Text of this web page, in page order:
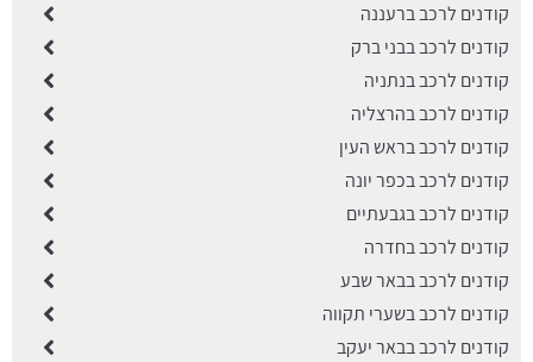
קודנים לרכב ברעננה
קודנים לרכב בבני ברק
קודנים לרכב בנתניה
קודנים לרכב בהרצליה
קודנים לרכב בראש העין
קודנים לרכב בכפר יונה
קודנים לרכב בגבעתיים
קודנים לרכב בחדרה
קודנים לרכב בבאר שבע
קודנים לרכב בשערי תקווה
קודנים לרכב בבאר יעקב